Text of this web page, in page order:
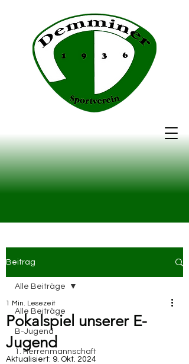
Beitrag
Alle Beiträge
B-Jugend
1. Herrenmannschaft
Alle Beiträge
Pokalspiel unserer E-
Jugend
1 Min. Lesezeit
Aktualisiert: 9. Okt. 2024